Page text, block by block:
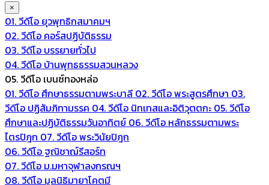
×
01. วีดีโอ ยุวพุทธิกสมาคมฯ
02. วีดีโอ คอร์สปฏิบัติธรรม
03. วีดีโอ บรรยายทั่วไป
04. วีดีโอ บ้านพุทธธรรมสวนหลวง
05. วีดีโอ เบนซ์ทองหล่อ
01. วีดีโอ ศึกษาธรรมตามพระบาลี 02. วีดีโอ พระสูตรศึกษา 03.
วีดีโอ ปฏิสัมภิทามรรค 04. วีดีโอ นิทเทสและอิติวุตตกะ 05. วีดีโอ
ศึกษาและปฏิบัติธรรมวันอาทิตย์ 06. วีดีโอ หลักธรรมตามพระ
ไตรปิฎก 07. วีดีโอ พระวินัยปิฎก
06. วีดีโอ ฐณิชาฌ์รีสอร์ท
07. วีดีโอ ม.มหาจุฬาลงกรณฯ
08. วีดีโอ มูลนิธิมายาโคตมี